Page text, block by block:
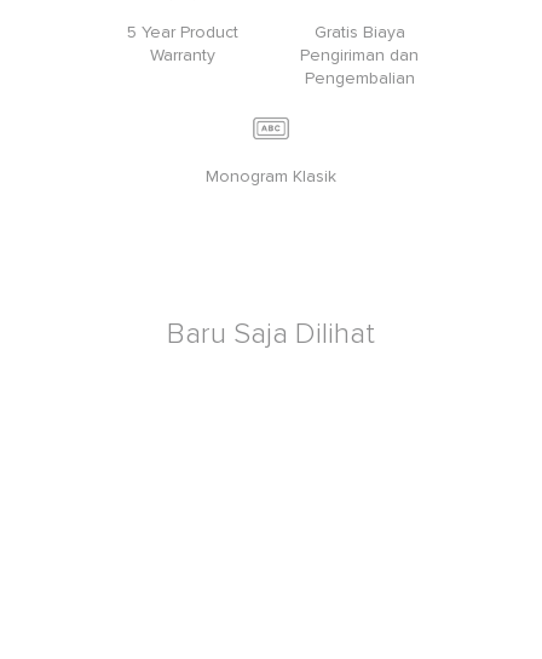
5 Year Product
Warranty
Gratis Biaya
Pengiriman dan
Pengembalian
Monogram Klasik
Baru Saja Dilihat